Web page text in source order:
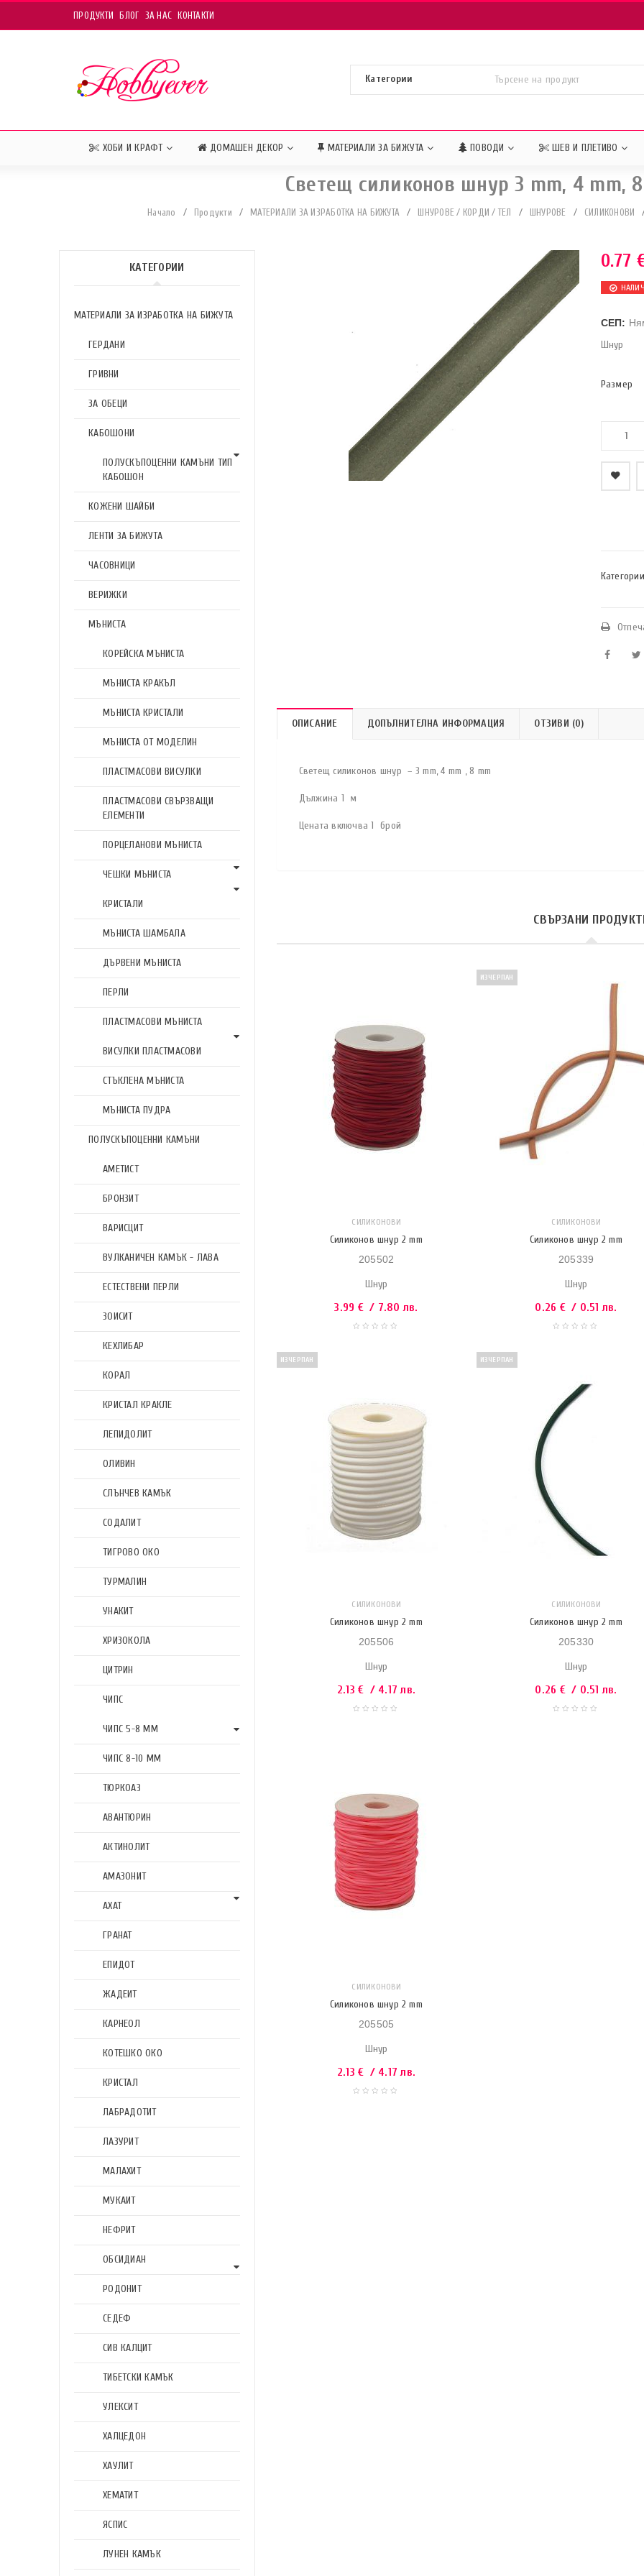
ПРОДУКТИ БЛОГ ЗА НАС КОНТАКТИ
ХОБИ И КРАФТ ДОМАШЕН ДЕКОР МАТЕРИАЛИ ЗА БИЖУТА ПОВОДИ ШЕВ И ПЛЕТИВО
Светещ силиконов шнур 3 mm, 4 mm,
Начало / Продукти / МАТЕРИАЛИ ЗА ИЗРАБОТКА НА БИЖУТА / ШНУРОВЕ / КОРДИ / ТЕЛ / ШНУРОВЕ / СИЛИКОНОВИ
КАТЕГОРИИ
МАТЕРИАЛИ ЗА ИЗРАБОТКА НА БИЖУТА
ГЕРДАНИ
ГРИВНИ
ЗА ОБЕЦИ
КАБОШОНИ
ПОЛУСКЪПОЦЕННИ КАМЪНИ ТИП
КАБОШОН
КОЖЕНИ ШАЙБИ
ЛЕНТИ ЗА БИЖУТА
ЧАСОВНИЦИ
ВЕРИЖКИ
МЪНИСТА
КОРЕЙСКА МЪНИСТА
МЪНИСТА КРАКЪЛ
МЪНИСТА КРИСТАЛИ
МЪНИСТА ОТ МОДЕЛИН
ПЛАСТМАСОВИ ВИСУЛКИ
ПЛАСТМАСОВИ СВЪРЗВАЩИ
ЕЛЕМЕНТИ
ПОРЦЕЛАНОВИ МЪНИСТА
ЧЕШКИ МЪНИСТА
КРИСТАЛИ
МЪНИСТА ШАМБАЛА
ДЪРВЕНИ МЪНИСТА
ПЕРЛИ
ПЛАСТМАСОВИ МЪНИСТА
ВИСУЛКИ ПЛАСТМАСОВИ
СТЪКЛЕНА МЪНИСТА
МЪНИСТА ПУДРА
ПОЛУСКЪПОЦЕННИ КАМЪНИ
АМЕТИСТ
БРОНЗИТ
ВАРИСЦИТ
ВУЛКАНИЧЕН КАМЪК - ЛАВА
ЕСТЕСТВЕНИ ПЕРЛИ
ЗОИСИТ
КЕХЛИБАР
КОРАЛ
КРИСТАЛ КРАКЛЕ
ЛЕПИДОЛИТ
ОЛИВИН
СЛЪНЧЕВ КАМЪК
СОДАЛИТ
ТИГРОВО ОКО
ТУРМАЛИН
УНАКИТ
ХРИЗОКОЛА
ЦИТРИН
ЧИПС
ЧИПС 5-8 ММ
ЧИПС 8-10 ММ
ТЮРКОАЗ
АВАНТЮРИН
АКТИНОЛИТ
АМАЗОНИТ
АХАТ
ГРАНАТ
ЕПИДОТ
ЖАДЕИТ
КАРНЕОЛ
КОТЕШКО ОКО
КРИСТАЛ
ЛАБРАДОТИТ
ЛАЗУРИТ
МАЛАХИТ
МУКАИТ
НЕФРИТ
ОБСИДИАН
РОДОНИТ
СЕДЕФ
СИВ КАЛЦИТ
ТИБЕТСКИ КАМЪК
УЛЕКСИТ
ХАЛЦЕДОН
ХАУЛИТ
ХЕМАТИТ
ЯСПИС
ЛУНЕН КАМЪК
0.77
СЕП:
Шнур
Размер
ОПИСАНИЕ ДОПЪЛНИТЕЛНА ИНФОРМАЦИЯ ОТЗИВИ (0)
Светещ силиконов шнур – 3 mm, 4 mm , 8 mm
Дължина 1 м
Цената включва 1 брой
СВЪРЗАНИ
СИЛИКОНОВИ
Силиконов шнур 2 mm
205502
Шнур
3.99 € / 7.80 лв.
ИЗЧЕРПАН
СИЛИКОНОВИ
Силиконов шнур 2 mm
205339
Шнур
0.26 € / 0.51 лв.
ИЗЧЕРПАН
СИЛИКОНОВИ
Силиконов шнур 2 mm
205506
Шнур
2.13€ / 4.17 лв.
ИЗЧЕРПАН
СИЛИКОНОВИ
Силиконов шнур 2 mm
205330
Шнур
0.26 € / 0.51 лв.
СИЛИКОНОВИ
Силиконов шнур 2 mm
205505
Шнур
2.13€ / 4.17 лв.